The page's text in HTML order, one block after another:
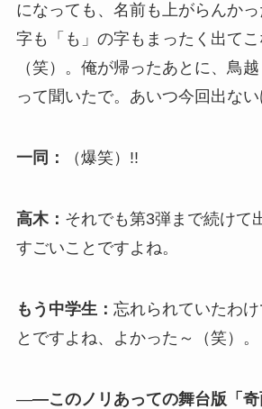
になっても、名前も上がらんか
字も「も」の字もまったく出て
（笑）。俺が帰ったあとに、鳥
って聞いたで。あいつ今回出ない
一同： （爆笑）!!
高木： それでも第3弾まで続けて
すごいことですよね。
もう中学生： 忘れられていたわ
とですよね、よかった～（笑）。
――このノリあっての舞台版「